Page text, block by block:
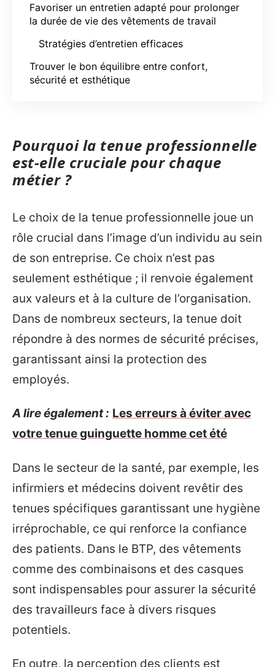
Favoriser un entretien adapté pour prolonger
la durée de vie des vêtements de travail
Stratégies d’entretien efficaces
Trouver le bon équilibre entre confort,
sécurité et esthétique
Pourquoi la tenue professionnelle
est-elle cruciale pour chaque
métier ?
Le choix de la tenue professionnelle joue un
rôle crucial dans l’image d’un individu au sein
de son entreprise. Ce choix n’est pas
seulement esthétique ; il renvoie également
aux valeurs et à la culture de l’organisation.
Dans de nombreux secteurs, la tenue doit
répondre à des normes de sécurité précises,
garantissant ainsi la protection des
employés.
A lire également : Les erreurs à éviter avec
votre tenue guinguette homme cet été
Dans le secteur de la santé, par exemple, les
infirmiers et médecins doivent revêtir des
tenues spécifiques garantissant une hygiène
irréprochable, ce qui renforce la confiance
des patients. Dans le BTP, des vêtements
comme des combinaisons et des casques
sont indispensables pour assurer la sécurité
des travailleurs face à divers risques
potentiels.
En outre, la perception des clients est